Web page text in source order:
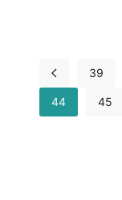
39
44 45